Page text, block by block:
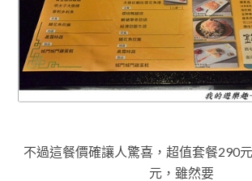
不過這餐價確讓人驚喜 ， 超值套餐290元
元 ， 雖然要